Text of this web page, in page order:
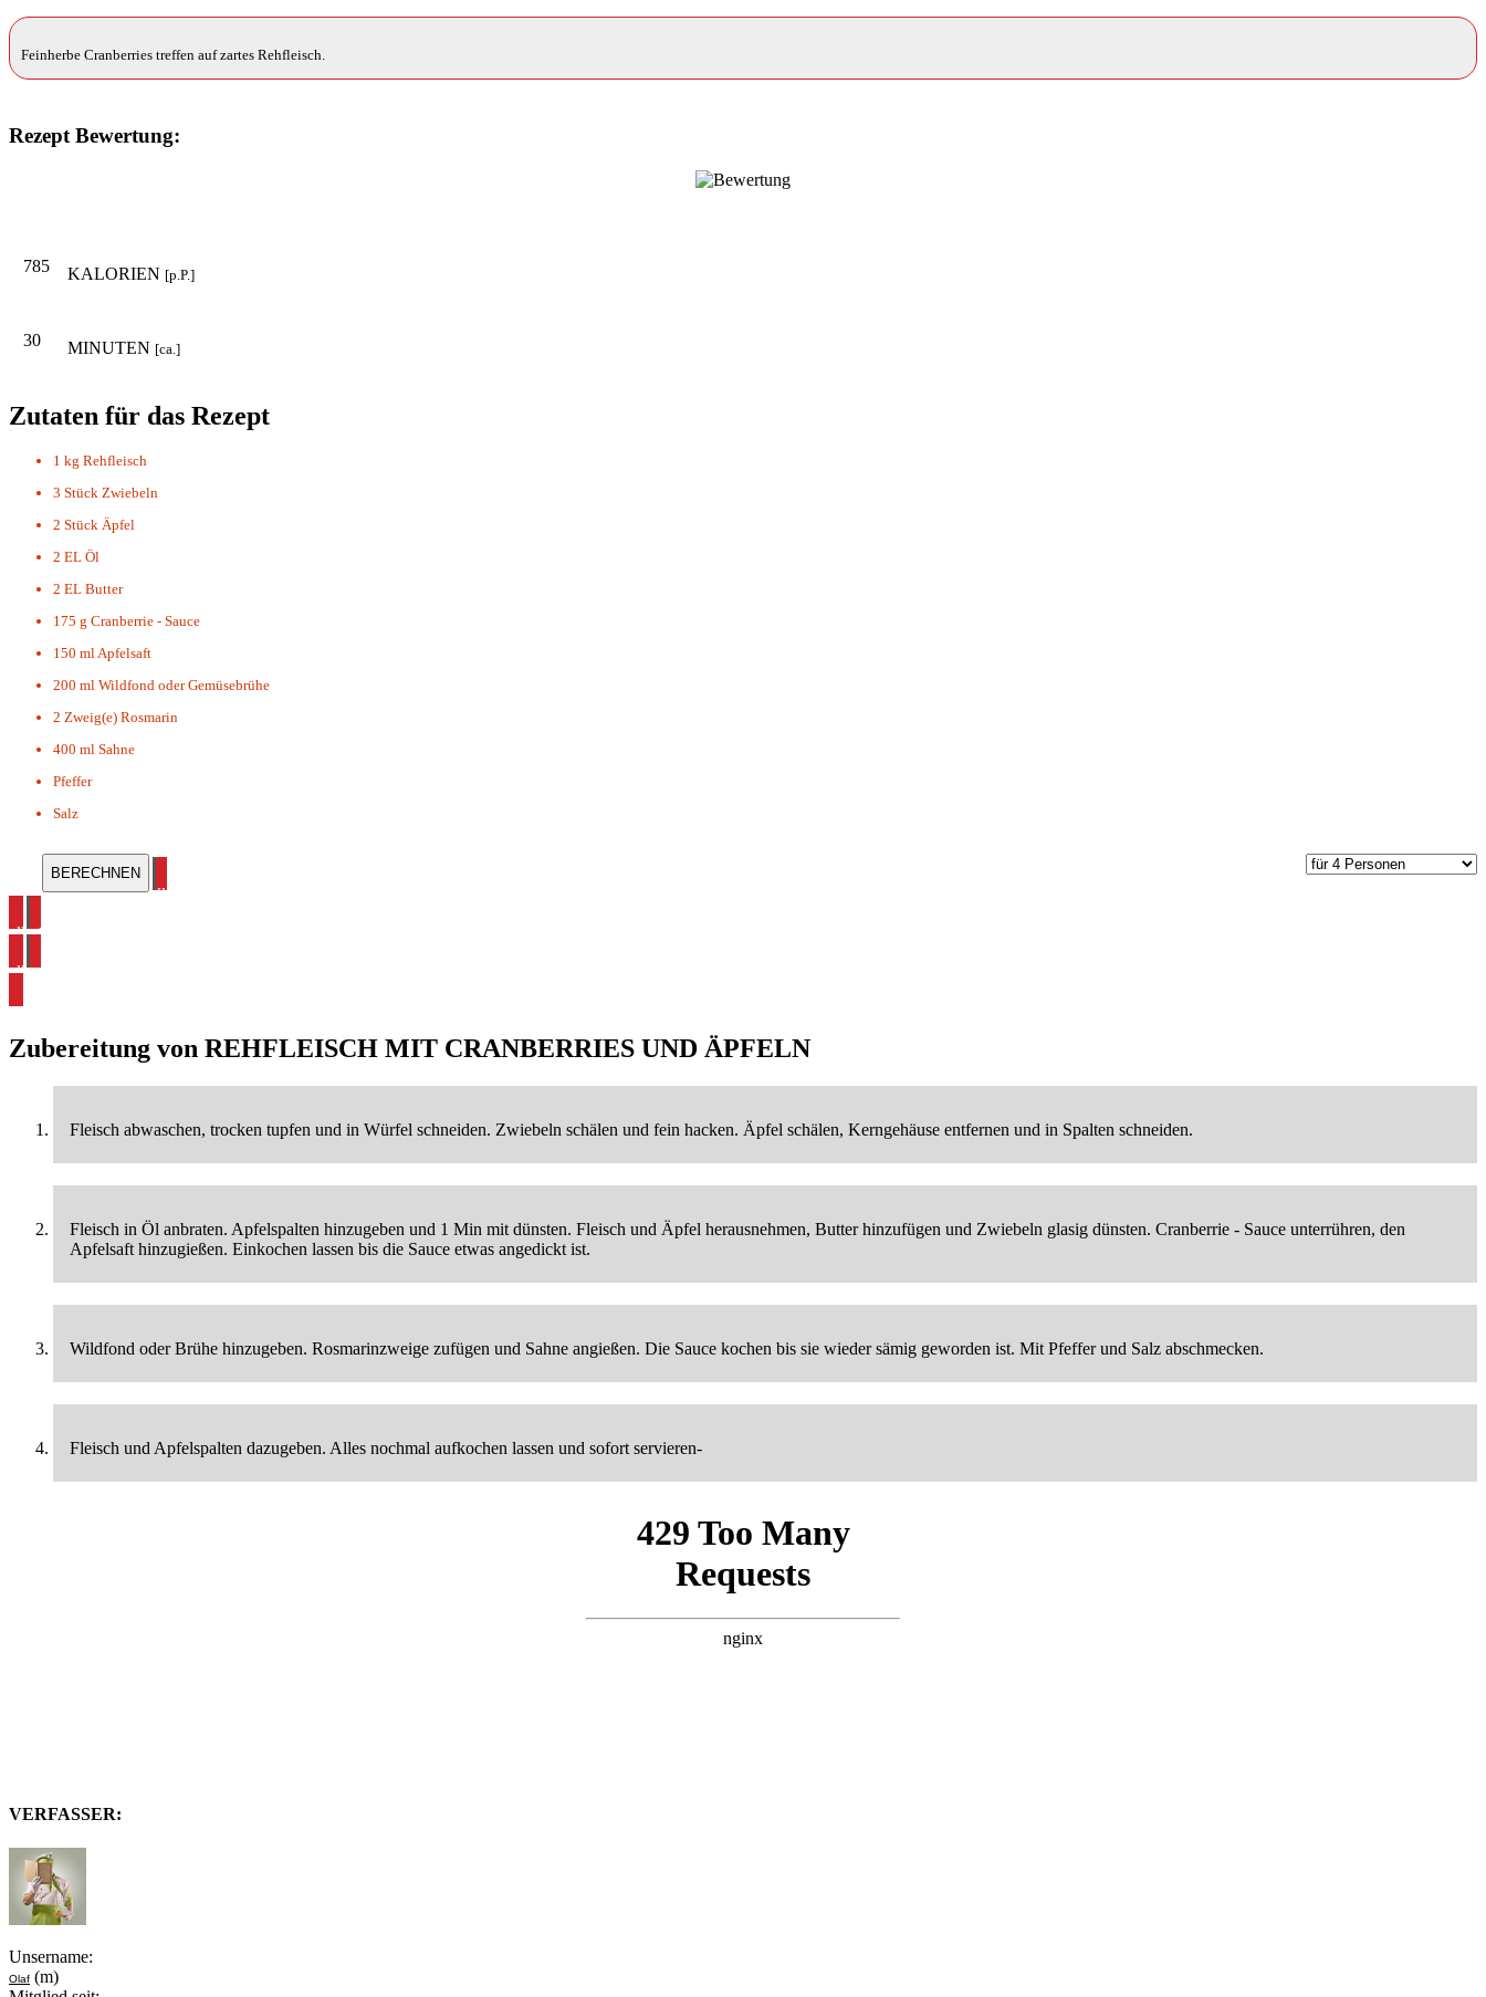
Feinherbe Cranberries treffen auf zartes Rehfleisch.
Rezept Bewertung:
785 KALORIEN [p.P.]
30 MINUTEN [ca.]
Zutaten für das Rezept
1 kg Rehfleisch
3 Stück Zwiebeln
2 Stück Äpfel
2 EL Öl
2 EL Butter
175 g Cranberrie - Sauce
150 mlApfelsaft
200 ml Wildfond oder Gemüsebrühe
2 Zweig(e) Rosmarin
400 ml Sahne
Pfeffer
Salz
alle Reh Rezepte ansehen
alle Cranberry Rezepte ansehen
alle Apfel Rezepte ansehen
Zubereitung von REHFLEISCH MIT CRANBERRIES UND ÄPFELN
Fleisch abwaschen, trocken tupfen und in Würfel schneiden. Zwiebeln schälen und fein hacken. Äpfel schälen, Kerngehäuse entfernen und in Spalten schneiden.
Fleisch in Öl anbraten. Apfelspalten hinzugeben und 1 Min mit dünsten. Fleisch und Äpfel herausnehmen, Butter hinzufügen und Zwiebeln glasig dünsten. Cranberrie - Sauce unterrühren, den
Apfelsaft hinzugießen. Einkochen lassen bis die Sauce etwas angedickt ist.
Wildfond oder Brühe hinzugeben. Rosmarinzweige zufügen und Sahne angießen. Die Sauce kochen bis sie wieder sämig geworden ist. Mit Pfeffer und Salz abschmecken.
Fleisch und Apfelspalten dazugeben. Alles nochmal aufkochen lassen und sofort servieren-
VERFASSER:
Unsername:
Olaf (m)